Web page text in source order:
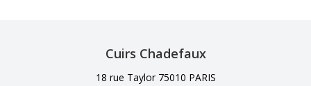
Cuirs Chadefaux
18 rue Taylor 75010 PARIS